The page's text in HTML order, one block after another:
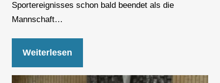
Sportereignisses schon bald beendet als die
Mannschaft…
Weiterlesen